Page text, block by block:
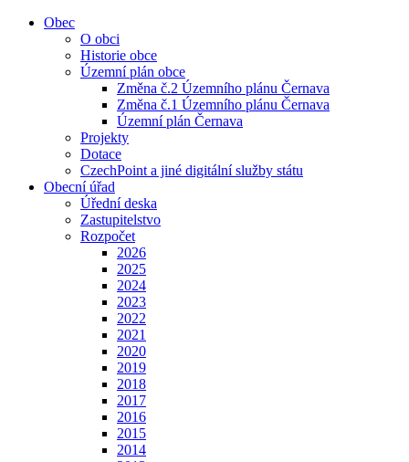
Obec
O obci
Historie obce
Územní plán obce
Změna č.2 Územního plánu Černava
Změna č.1 Územního plánu Černava
Územní plán Černava
Projekty
Dotace
CzechPoint a jiné digitální služby státu
Obecní úřad
Úřední deska
Zastupitelstvo
Rozpočet
2026
2025
2024
2023
2022
2021
2020
2019
2018
2017
2016
2015
2014